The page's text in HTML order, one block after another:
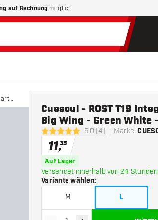
auf Rechnung möglich
5 Bewertungssterne
5.0 (4) Marke:
Cuesoul - ROST T19
Big Wing - Green White
11,35
Auf Lager
Versendet innerhalb von 24 Stunden
Variante wählen:
M L